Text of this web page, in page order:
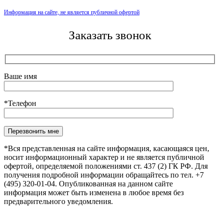
Информация на сайте, не является публичной офертой
Заказать звонок
Ваше имя
*Телефон
Оставьте это поле пустым.
*Вся представленная на сайте информация, касающаяся цен,
носит информационный характер и не является публичной
офертой, определяемой положениями ст. 437 (2) ГК РФ. Для
получения подробной информации обращайтесь по тел. +7
(495) 320-01-04. Опубликованная на данном сайте
информация может быть изменена в любое время без
предварительного уведомления.